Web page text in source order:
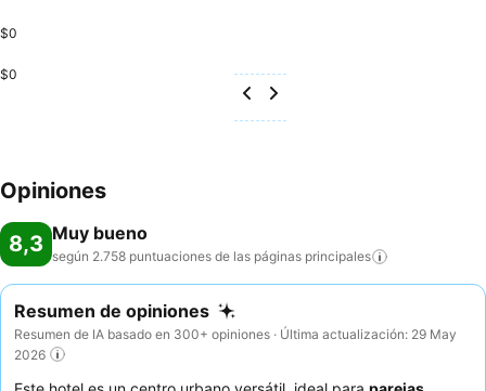
$0
$0
Opiniones
8,3 Muy bueno
según 2.758 puntuaciones de las páginas principales
Resumen de opiniones
Resumen de IA basado en 300+ opiniones · Última actualización: 29 May
2026